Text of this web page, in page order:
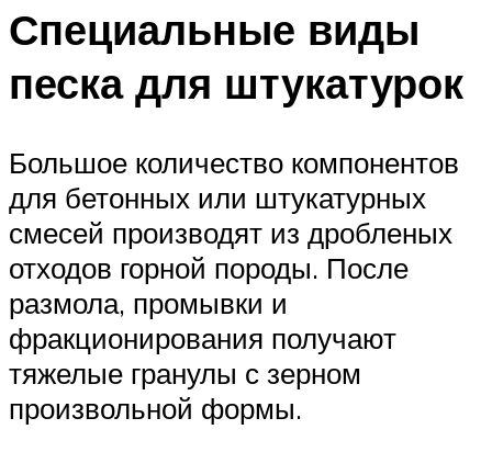
Специальные виды
песка для штукатурок
Большое количество компонентов
для бетонных или штукатурных
смесей производят из дробленых
отходов горной породы. После
размола, промывки и
фракционирования получают
тяжелые гранулы с зерном
произвольной формы.